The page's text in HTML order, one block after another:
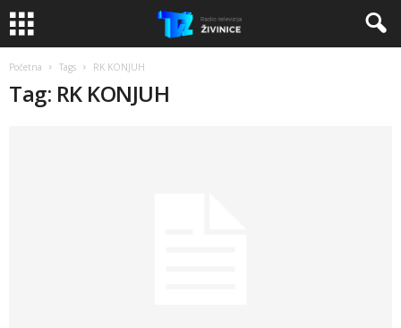
Početna Tags RK KONJUH
Tag: RK KONJUH